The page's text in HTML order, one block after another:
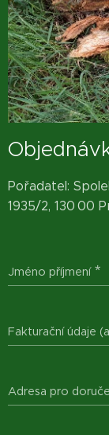
Pořadatel:
1935/2, 130 00
Jméno příjmení
Fakturační údaje
Adresa pro